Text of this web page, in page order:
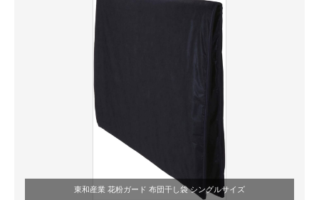
東和産業 花粉ガード 布団干し袋 シングルサイズ